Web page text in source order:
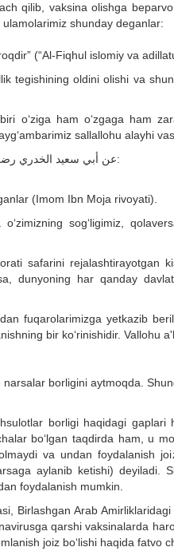
qilib, vaksina olishga
shunday deganlar:
(“Al-Fiqhul islomiy va
tegishining oldini olishi va
o‘ziga ham o‘zgaga ham
sallallohu alayhi
عن أبي سعيد الخدري رضي الله عنه: أن رسول الله صلى الله عليه وسلم قال:
(Imom Ibn Moja rivoyati).
sog‘ligimiz,
safarini rejalashtirayotgan
dunyoning har qanday
fuqarolarimizga yetkazib
bir ko‘rinishidir. Vallohu
borligini aytmoqda.
borligi haqidagi gaplari
bo‘lgan taqdirda ham, u
va undan foydalanish
aylanib ketishi) deyiladi.
foydalanish mumkin.
Birlashgan Arab
qarshi vaksinalarda
joiz bo‘lishi haqida fatvo